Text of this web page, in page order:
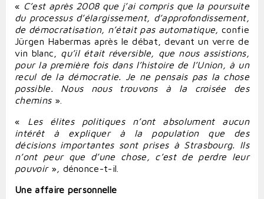
« C’est après 2008 que j’ai compris que la poursuite
du processus d’élargissement, d’approfondissement,
de démocratisation, n’était pas automatique,confie
Jürgen Habermas après le débat, devant un verre de
vin blanc, qu’il était réversible, que nous assistions,
pour la première fois dans l’histoire de l’Union, à un
recul de la démocratie. Je ne pensais pas la chose
possible. Nous nous trouvons à la croisée des
chemins».
« Les élites politiques n’ont absolument aucun
intérêt à expliquer à la population que des
décisions importantes sont prises à Strasbourg. Ils
n’ont peur que d’une chose, c’est de perdre leur
pouvoir», dénonce-t-il.
Une affaire personnelle